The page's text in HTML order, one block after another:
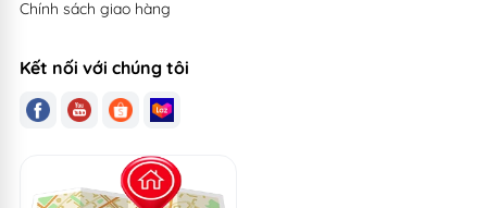
Chính sách giao hàng
Kết nối với chúng tôi